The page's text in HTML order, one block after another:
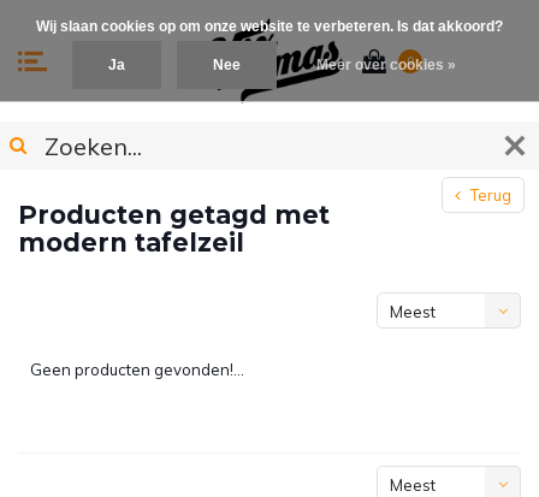
0
Terug
Producten getagd met
modern tafelzeil
Meest
Geen producten gevonden!...
Meest
Wij slaan cookies op om onze website te verbeteren. Is dat akkoord?
Ja Nee Meer over cookies »